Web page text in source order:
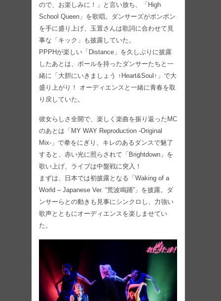
ので、お楽しみに！」と言い放ち、「High
School Queen」を歌唱。ダンサーズがポンポン
を手に盛り上げ、玉置さんは歌詞に合わせて見
事な「キック」も披露していた。
PPPHが楽しい「Distance」を久しぶりに披露
したあとは、ボールを持ったダンサーたちと一
緒に「大胆にいきましょう ↑Heart&Soul↑」で大
盛り上がり！ オーディエンスと一緒に青春を取
り戻していた。
彼女らしさ全開で、楽しく楽曲を振り返ったMC
のあとは「MY WAY Reproduction -Original
Mix-」で拳をにぎり、キレのあるダンスで魅了
すると、赤い光に照らされて「Brightdown」を
歌い上げ、ライブは中盤戦に突入！
まずは、日本では初披露となる「Waking of a
World – Japanese Ver. “荒波鳴踊”」を披露。ダ
ンサーらとの動きも見事にシンクロし、力強い
歌声とともにオーディエンスを楽しませてい
た。